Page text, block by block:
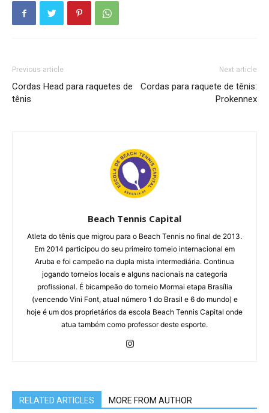
Previous article
Cordas Head para raquetes de
tênis
Next article
Cordas para raquete de tênis:
Prokennex
Beach Tennis Capital
Atleta do tênis que migrou para o Beach Tennis no final de 2013.
Em 2014 participou do seu primeiro torneio internacional em
Aruba e foi campeão na dupla mista intermediária. Continua
jogando torneios locais e alguns nacionais na categoria
profissional. É bicampeão do torneio Mormai etapa Brasília
(vencendo Vini Font, atual número 1 do Brasil e 6 do mundo) e
hoje é um dos proprietários da escola Beach Tennis Capital onde
atua também como professor deste esporte.
RELATED ARTICLES MORE FROM AUTHOR